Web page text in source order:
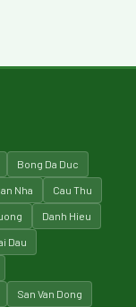
Bong Da Duc
Nha Cau Thu
Danh Hieu
Dau
San Van Dong